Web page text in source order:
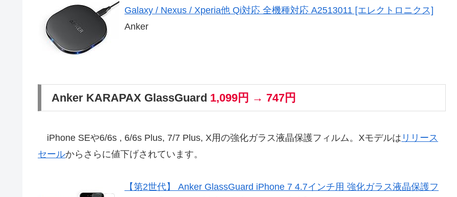
Galaxy / Nexus / Xperia他 Qi対応 全機種対応 A2513011 [エレクトロニクス]
Anker
Anker KARAPAX GlassGuard 1,099円 → 747円
iPhone SEや6/6s , 6/6s Plus, 7/7 Plus, X用の強化ガラス液晶保護フィルム。Xモデルは リリース
セールからさらに値下げされています。
【第2世代】 Anker GlassGuard iPhone 7 4.7インチ用 強化ガラス液晶保護フ